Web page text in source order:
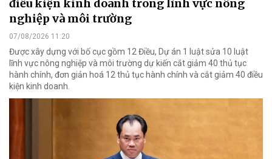
điều kiện kinh doanh trong lĩnh vực nông
nghiệp và môi trường
07/08/2026 11:20
Được xây dựng với bố cục gồm 12 Điều, Dự án 1 luật sửa 10 luật
lĩnh vực nông nghiệp và môi trường dự kiến cắt giảm 40 thủ tục
hành chính, đơn giản hoá 12 thủ tục hành chính và cắt giảm 40 điều
kiện kinh doanh.